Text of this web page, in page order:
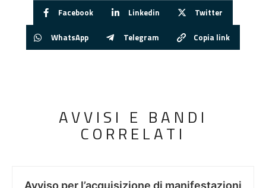
Facebook Linkedin Twitter
WhatsApp Telegram Copia link
AVVISI E BANDI
CORRELATI
Avviso per l’acquisizione di manifestazioni